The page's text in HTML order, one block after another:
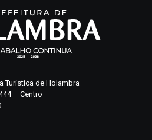
Turística de Holambra
– Centro